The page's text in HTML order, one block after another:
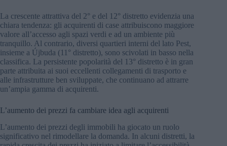
La crescente attrattiva del 2° e del 12° distretto evidenzia una
chiara tendenza: gli acquirenti di case attribuiscono maggiore
valore all’accesso agli spazi verdi e ad un ambiente più
tranquillo. Al contrario, diversi quartieri interni del lato Pest,
insieme a Újbuda (11° distretto), sono scivolati in basso nella
classifica. La persistente popolarità del 13° distretto è in gran
parte attribuita ai suoi eccellenti collegamenti di trasporto e
alle infrastrutture ben sviluppate, che continuano ad attrarre
un’ampia gamma di acquirenti.
L’aumento dei prezzi fa cambiare idea agli acquirenti
L’aumento dei prezzi degli immobili ha giocato un ruolo
significativo nel rimodellare la domanda. In alcuni distretti, la